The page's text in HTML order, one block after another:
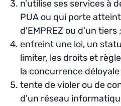
n’utilise ses services à
PUA ou qui porte
d’EMPREZ ou d’un tiers ;
enfreint une loi, un
limiter, les droits et
la concurrence
tente de violer ou de
d’un réseau